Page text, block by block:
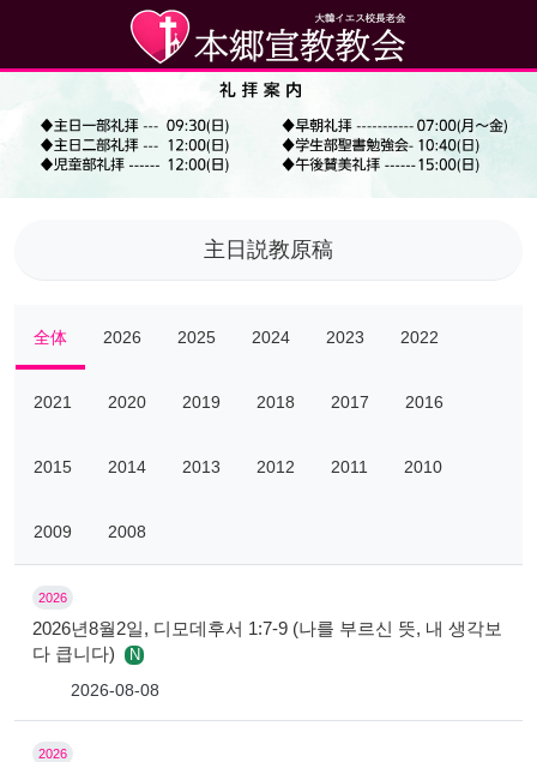
主日説教原稿
全体 2026 2025 2024 2023 2022
2021 2020 2019 2018 2017 2016
2015 2014 2013 2012 2011 2010
2009 2008
2026
2026년8월2일, 디모데후서 1:7-9 (나를 부르신 뜻, 내 생각보
다 큽니다)
N
2026-08-08
2026